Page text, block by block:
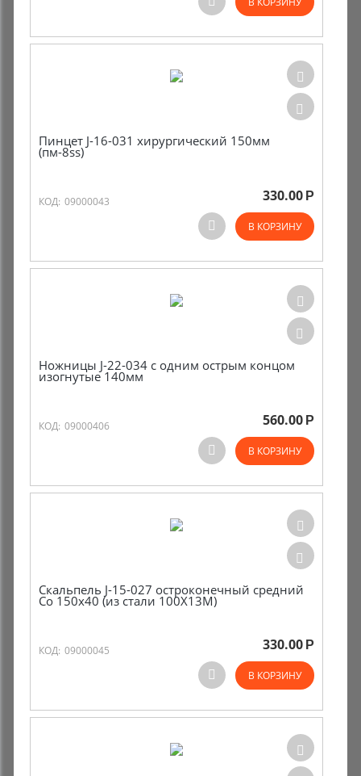
Пинцет J-16-031 хирургический 150мм
(пм-8ss)
КОД: 09000043 330.00 Р
В КОРЗИНУ
Ножницы J-22-034 с одним острым концом
изогнутые 140мм
КОД: 09000406 560.00 Р
В КОРЗИНУ
Скальпель J-15-027 остроконечный средний
Со 150х40 (из стали 100Х13М)
КОД: 09000045 330.00 Р
В КОРЗИНУ